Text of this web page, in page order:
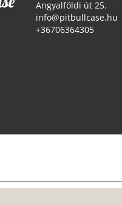
Angyalföldi út 25.
info@pitbullcase.hu
+36706364305